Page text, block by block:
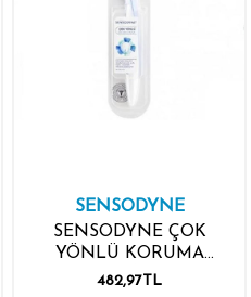
SENSODYNE
SENSODYNE ÇOK
YÖNLÜ KORUMA
MEDIUM DİŞ FIRÇASI
482,97TL